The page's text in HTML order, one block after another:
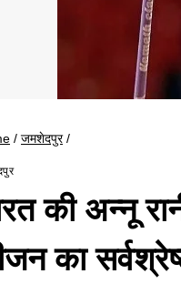
/ जमशेदपुर /
की अन्नू
का